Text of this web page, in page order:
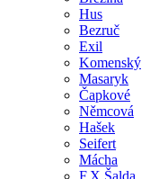
Hus
Bezruč
Exil
Komenský
Masaryk
Čapkové
Němcová
Hašek
Seifert
Mácha